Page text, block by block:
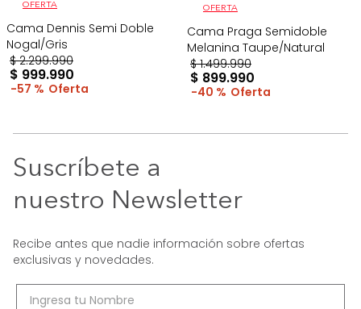
OFERTA
Cama Dennis Semi Doble
Nogal/Gris
$ 2.299.990
$ 999.990
57 %
OFERTA
Cama Praga Semidoble
Melanina Taupe/Natural
$ 1.499.990
$ 899.990
40 %
Suscríbete a
nuestro Newsletter
Recibe antes que nadie información sobre ofertas
exclusivas y novedades.